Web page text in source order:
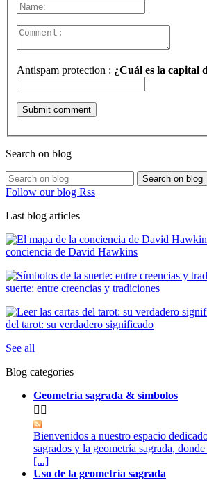
Antispam protection : ¿Cuál es la capital
Search on blog
Search on blog
Follow our blog Rss
Last blog articles
conciencia de David Hawkins
suerte: entre creencias y tradiciones
del tarot: su verdadero significado
See all
Blog categories
Geometría sagrada & símbolos
 
Bienvenidos a nuestro espacio
sagrados y la geometría sagrada,
[...]
Uso de la geometria sagrada